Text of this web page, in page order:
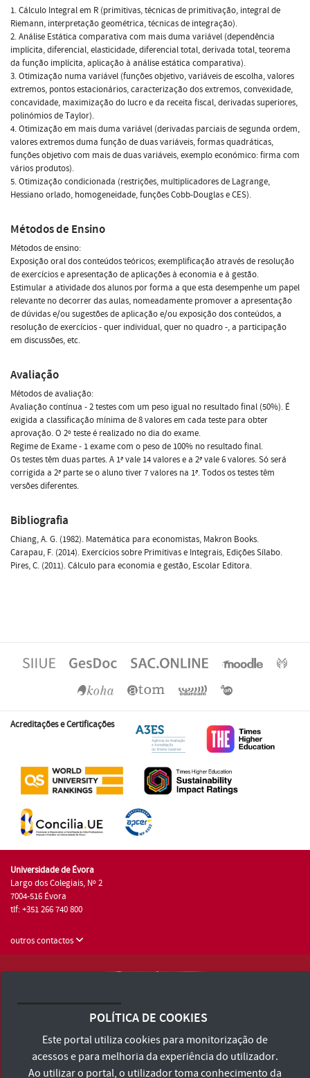
1. Cálculo Integral em R (primitivas, técnicas de primitivação, integral de
Riemann, interpretação geométrica, técnicas de integração).
2. Análise Estática comparativa com mais duma variável (dependência
implícita, diferencial, elasticidade, diferencial total, derivada total, teorema
da função implícita, aplicação à análise estática comparativa).
3. Otimização numa variável (funções objetivo, variáveis de escolha, valores
extremos, pontos estacionários, caracterização dos extremos, convexidade,
concavidade, maximização do lucro e da receita fiscal, derivadas superiores,
polinómios de Taylor).
4. Otimização em mais duma variável (derivadas parciais de segunda ordem,
valores extremos duma função de duas variáveis, formas quadráticas,
funções objetivo com mais de duas variáveis, exemplo económico: firma com
vários produtos).
5. Otimização condicionada (restrições, multiplicadores de Lagrange,
Hessiano orlado, homogeneidade, funções Cobb-Douglas e CES).
Métodos de Ensino
Métodos de ensino:
Exposição oral dos conteúdos teóricos; exemplificação através de resolução
de exercícios e apresentação de aplicações à economia e à gestão.
Estimular a atividade dos alunos por forma a que esta desempenhe um papel
relevante no decorrer das aulas, nomeadamente promover a apresentação
de dúvidas e/ou sugestões de aplicação e/ou exposição dos conteúdos, a
resolução de exercícios - quer individual, quer no quadro -, a participação
em discussões, etc.
Avaliação
Métodos de avaliação:
Avaliação contínua - 2 testes com um peso igual no resultado final (50%). É
exigida a classificação mínima de 8 valores em cada teste para obter
aprovação. O 2º teste é realizado no dia do exame.
Regime de Exame - 1 exame com o peso de 100% no resultado final.
Os testes têm duas partes. A 1ª vale 14 valores e a 2ª vale 6 valores. Só será
corrigida a 2ª parte se o aluno tiver 7 valores na 1ª. Todos os testes têm
versões diferentes.
Bibliografia
Chiang, A. G. (1982). Matemática para economistas, Makron Books.
Carapau, F. (2014). Exercícios sobre Primitivas e Integrais, Edições Sílabo.
Pires, C. (2011). Cálculo para economia e gestão, Escolar Editora.
Acreditações e Certificações
Universidade de Évora
Largo dos Colegiais, Nº 2
7004-516 Évora
tlf: +351 266 740 800
outros contactos
Consulte os Termos e Condições e Política de Privacidade
Declaração de Acessibilidade
POLÍTICA DE COOKIES
Este portal utiliza cookies para monitorização de
acessos e para melhoria da experiência do utilizador.
Ao utilizar o portal, o utilizador toma conhecimento da